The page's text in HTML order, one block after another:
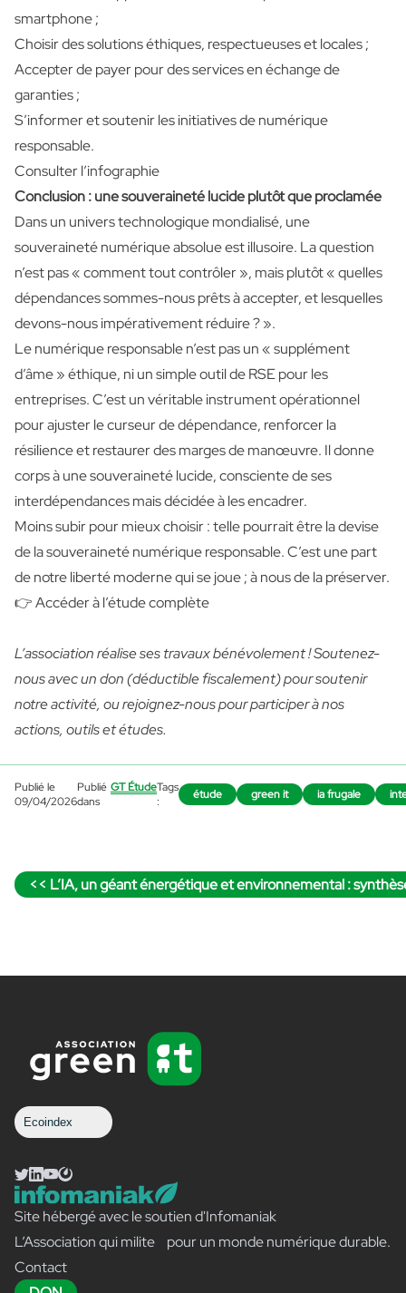
smartphone ;
Choisir des solutions éthiques, respectueuses et locales ;
Accepter de payer pour des services en échange de
garanties ;
S’informer et soutenir les initiatives de numérique
responsable.
Consulter l’infographie
Conclusion : une souveraineté lucide plutôt que proclamée
Dans un univers technologique mondialisé, une
souveraineté numérique absolue est illusoire. La question
n’est pas « comment tout contrôler », mais plutôt « quelles
dépendances sommes-nous prêts à accepter, et lesquelles
devons-nous impérativement réduire ? ».
Le numérique responsable n’est pas un « supplément
d’âme » éthique, ni un simple outil de RSE pour les
entreprises. C’est un véritable instrument opérationnel
pour ajuster le curseur de dépendance, renforcer la
résilience et restaurer des marges de manœuvre. Il donne
corps à une souveraineté lucide, consciente de ses
interdépendances mais décidée à les encadrer.
Moins subir pour mieux choisir : telle pourrait être la devise
de la souveraineté numérique responsable. C’est une part
de notre liberté moderne qui se joue ; à nous de la préserver.
👉Accéder à l’étude complète
L’association réalise ses travaux bénévolement !Soutenez-
nous avec un don(déductible fiscalement) pour soutenir
notre activité, ourejoignez-nouspour participer à nos
actions, outils et études.
Publié le
09/04/2026
Publié
dans
GT ÉtudeTags
:
étude green it ia frugale
de
L’IA, un géant énergétique et environnemental :
Ecoindex
Site hébergé avec le soutien d'Infomaniak
L’Association qui milite pour un monde numérique durable.
Contact